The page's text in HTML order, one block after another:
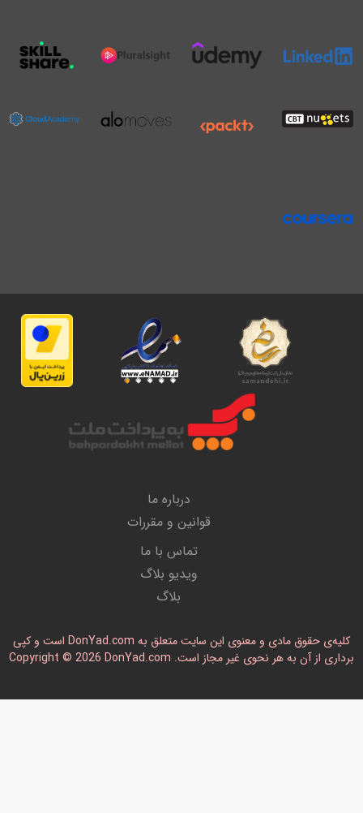
درباره ما
قوانین و مقررات
تماس با ما
ویدیو بلاگ
بلاگ
کلیه‌ی حقوق مادی و معنوی این سایت متعلق به DonYad.com است و کپی
برداری از آن به هر نحوی غیر مجاز است. Copyright © 2026 DonYad.com